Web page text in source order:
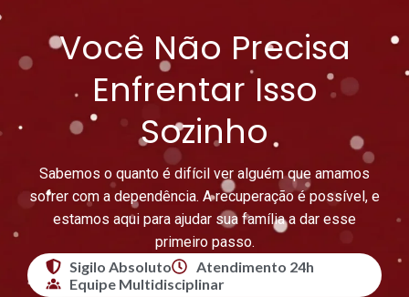
Você Não Precisa
Enfrentar Isso
Sozinho
Sabemos o quanto é difícil ver alguém que amamos
sofrer com a dependência. A recuperação é possível, e
estamos aqui para ajudar sua família a dar esse
primeiro passo.
Sigilo Absoluto
Atendimento 24h
Equipe Multidisciplinar